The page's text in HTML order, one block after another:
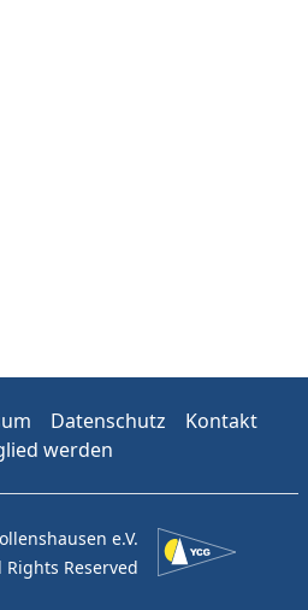
Datenschutz
Kontakt
werden
e.V.
Rights Reserved